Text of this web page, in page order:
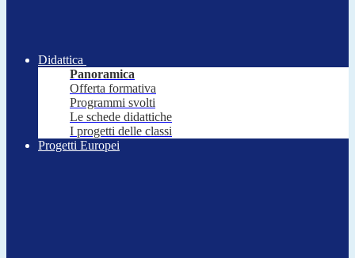
Didattica
Panoramica
Offerta formativa
Programmi svolti
Le schede didattiche
I progetti delle classi
Progetti Europei